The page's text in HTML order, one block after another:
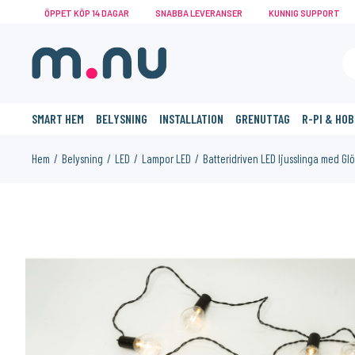
ÖPPET KÖP 14 DAGAR SNABBA LEVERANSER KUNNIG SUPPORT
SMART HEM BELYSNING INSTALLATION GRENUTTAG R-PI &
Hem Belysning LED Lampor LED Batteridriven LED ljusslinga med